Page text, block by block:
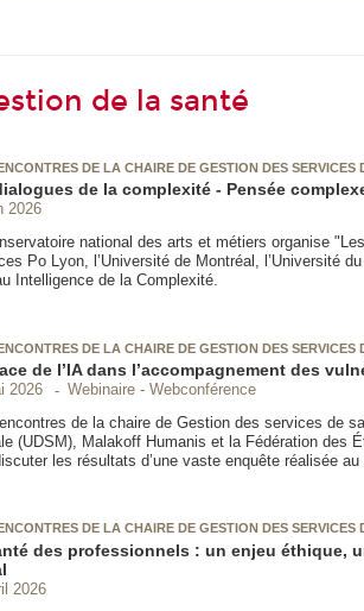
de la santé
DE LA CHAIRE DE GESTION DES SERVICES
de la complexité - Pensée
2026
national des arts et métiers organise
Po Lyon, l’Université de Montréal, l’Université
Intelligence de la Complexité.
DE LA CHAIRE DE GESTION DES SERVICES
de l’IA dans l’accompagnement des
2026
Webinaire - Webconférence
de la chaire de Gestion des services de
(UDSM), Malakoff Humanis et la Fédération des
les résultats d’une vaste enquête réalisée
DE LA CHAIRE DE GESTION DES SERVICES
des professionnels : un enjeu éthique,
2026